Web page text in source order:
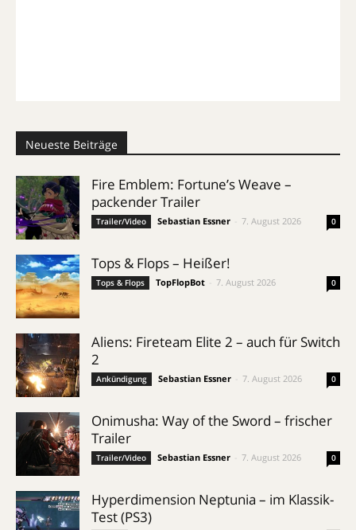
Neueste Beiträge
Fire Emblem: Fortune’s Weave –
packender Trailer
Trailer/Video Sebastian Essner 7. August 2026 0
Tops & Flops – Heißer!
Tops & Flops TopFlopBot 7. August 2026 0
Aliens: Fireteam Elite 2 – auch für Switch
2
Ankündigung Sebastian Essner 7. August 2026 0
Onimusha: Way of the Sword – frischer
Trailer
Trailer/Video Sebastian Essner 7. August 2026 0
Hyperdimension Neptunia – im Klassik-
Test (PS3)